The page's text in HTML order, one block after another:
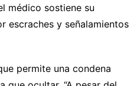
médico sostiene su
escraches y señalamientos
permite una condena